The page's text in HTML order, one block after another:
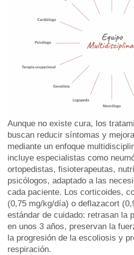
Aunque no existe cura, los
buscan reducir síntomas y
mediante un enfoque
incluye especialistas como
ortopedistas, fisioterapeutas,
psicólogos, adaptado a las
cada paciente. Los corticoides,
(0,75 mg/kg/día) o deflazacort
estándar de cuidado: retrasan la
en unos 3 años, preservan la
la progresión de la escoliosis y
respiración.